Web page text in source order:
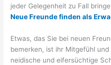
jeder Gelegenheit zu Fall
Neue Freunde finden als
Etwas, das Sie bei neuen
bemerken, ist ihr Mitgefühl und
neidische und eifersüchtige